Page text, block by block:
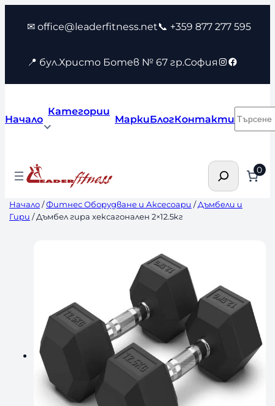
съдържанието
✉ office@leaderfitness.net📞 +359 877 277 595
📍 бул.Христо Ботев № 67 гр.София Instagram
Facebook
Начало
Категории
МаркиБлогКонтакти
Търсене 0
Начало/Фитнес Оборудване и Аксесоари /Дъмбели и
Гири / Дъмбел гира хексагонален 2×12.5кг